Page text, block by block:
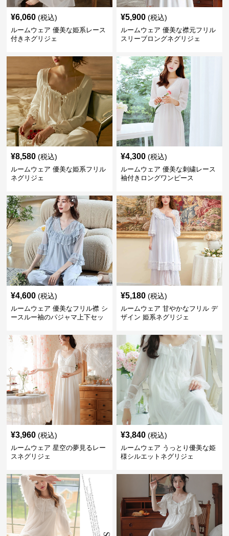
¥6,060 (税込)
ルームウェア 優美な姫系レース
付きネグリジェ
¥5,900 (税込)
ルームウェア 優美な襟元フリル
スリーブロングネグリジェ
¥8,580 (税込)
ルームウェア 優美な姫系フリル
ネグリジェ
¥4,300 (税込)
ルームウェア 優美な刺繍レース
袖付きロングワンピース
¥4,600 (税込)
ルームウェア 優美なフリル襟 シ
ースルー袖のパジャマ上下セッ
¥5,180 (税込)
ルームウェア 甘やかなフリル デ
ザイン 姫系ネグリジェ
¥3,960 (税込)
ルームウェア 星空の夢見るレー
スネグリジェ
¥3,840 (税込)
ルームウェア うっとり優美な姫
様シルエットネグリジェ